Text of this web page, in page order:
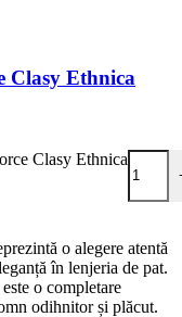
Clasy Ethnica
Clasy Ethnica
o alegere atentă
în lenjeria de pat.
o completare
odihnitor și plăcut.